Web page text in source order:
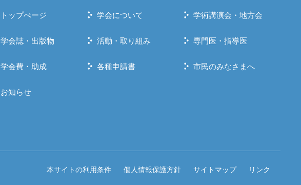
トップぺージ 学会について 学術講演会・地方会
学会誌・出版物 活動・取り組み 専門医・指導医
学会費・助成 各種申請書 市民のみなさまへ
お知らせ
本サイトの利用条件 個人情報保護方針 サイトマップ リンク